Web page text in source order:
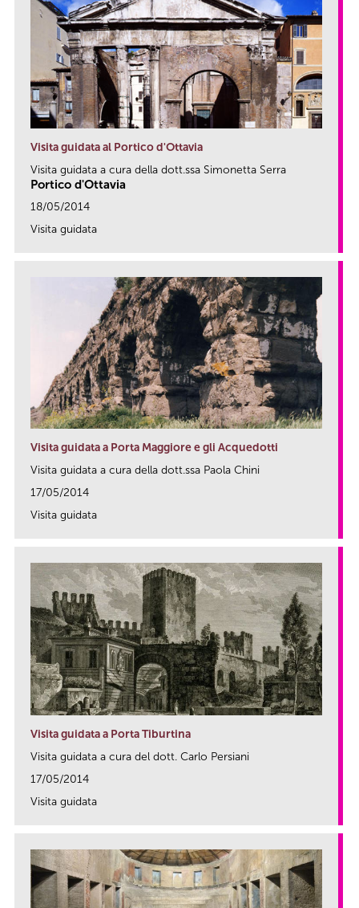
Visita guidata al Portico d'Ottavia
Visita guidata a cura della dott.ssa Simonetta Serra
Portico d'Ottavia
18/05/2014
Visita guidata
Visita guidata a Porta Maggiore e gli Acquedotti
Visita guidata a cura della dott.ssa Paola Chini
17/05/2014
Visita guidata
Visita guidata a Porta Tiburtina
Visita guidata a cura del dott. Carlo Persiani
17/05/2014
Visita guidata